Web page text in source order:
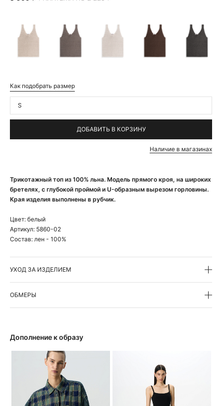
Трикотажный топ из 100% льна. Модель прямого кроя, на широких
бретелях, с глубокой проймой и U-образным вырезом горловины.
Края изделия выполнены в рубчик.
Цвет: белый
Артикул: 5860-02
Состав: лен - 100%
УХОД ЗА ИЗДЕЛИЕМ
ОБМЕРЫ
Как подобрать размер
S
ДОБАВИТЬ В КОРЗИНУ
Наличие в магазинах
Дополнение к образу